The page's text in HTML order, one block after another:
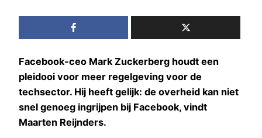
Facebook-ceo Mark Zuckerberg houdt een
pleidooi voor meer regelgeving voor de
techsector. Hij heeft gelijk: de overheid kan niet
snel genoeg ingrijpen bij Facebook, vindt
Maarten Reijnders.